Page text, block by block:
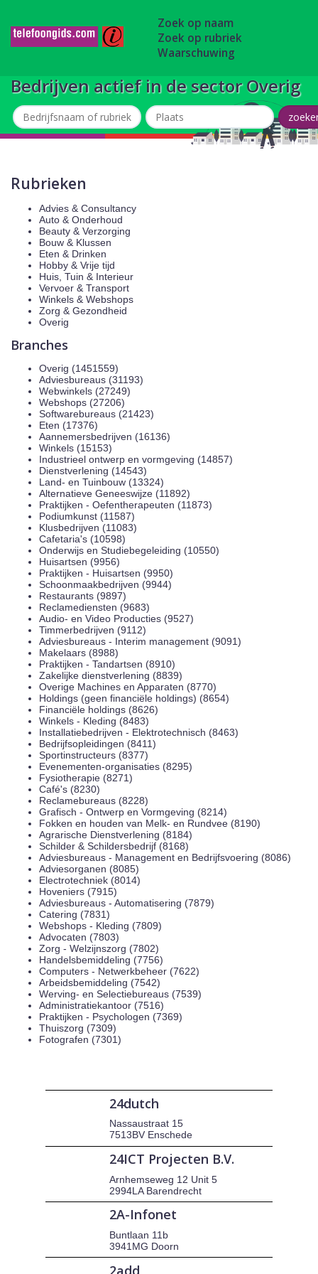
Zoek op naam
Zoek op rubriek
Waarschuwing
Bedrijven actief in de sector Overig
Rubrieken
Advies & Consultancy
Auto & Onderhoud
Beauty & Verzorging
Bouw & Klussen
Eten & Drinken
Hobby & Vrije tijd
Huis, Tuin & Interieur
Vervoer & Transport
Winkels & Webshops
Zorg & Gezondheid
Overig
Branches
Overig (1451559)
Adviesbureaus (31193)
Webwinkels (27249)
Webshops (27206)
Softwarebureaus (21423)
Eten (17376)
Aannemersbedrijven (16136)
Winkels (15153)
Industrieel ontwerp en vormgeving (14857)
Dienstverlening (14543)
Land- en Tuinbouw (13324)
Alternatieve Geneeswijze (11892)
Praktijken - Oefentherapeuten (11873)
Podiumkunst (11587)
Klusbedrijven (11083)
Cafetaria's (10598)
Onderwijs en Studiebegeleiding (10550)
Huisartsen (9956)
Praktijken - Huisartsen (9950)
Schoonmaakbedrijven (9944)
Restaurants (9897)
Reclamediensten (9683)
Audio- en Video Producties (9527)
Timmerbedrijven (9112)
Adviesbureaus - Interim management (9091)
Makelaars (8988)
Praktijken - Tandartsen (8910)
Zakelijke dienstverlening (8839)
Overige Machines en Apparaten (8770)
Holdings (geen financiële holdings) (8654)
Financiële holdings (8626)
Winkels - Kleding (8483)
Installatiebedrijven - Elektrotechnisch (8463)
Bedrijfsopleidingen (8411)
Sportinstructeurs (8377)
Evenementen-organisaties (8295)
Fysiotherapie (8271)
Café's (8230)
Reclamebureaus (8228)
Grafisch - Ontwerp en Vormgeving (8214)
Fokken en houden van Melk- en Rundvee (8190)
Agrarische Dienstverlening (8184)
Schilder & Schildersbedrijf (8168)
Adviesbureaus - Management en Bedrijfsvoering (8086)
Adviesorganen (8085)
Electrotechniek (8014)
Hoveniers (7915)
Adviesbureaus - Automatisering (7879)
Catering (7831)
Webshops - Kleding (7809)
Advocaten (7803)
Zorg - Welzijnszorg (7802)
Handelsbemiddeling (7756)
Computers - Netwerkbeheer (7622)
Arbeidsbemiddeling (7542)
Werving- en Selectiebureaus (7539)
Administratiekantoor (7516)
Praktijken - Psychologen (7369)
Thuiszorg (7309)
Fotografen (7301)
24dutch
Nassaustraat 15
7513BV Enschede
24ICT Projecten B.V.
Arnhemseweg 12 Unit 5
2994LA Barendrecht
2A-Infonet
Buntlaan 11b
3941MG Doorn
2add